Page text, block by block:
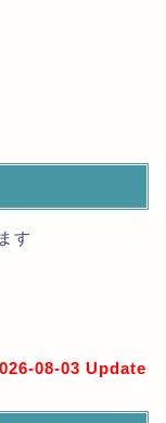
す
08-03 Update